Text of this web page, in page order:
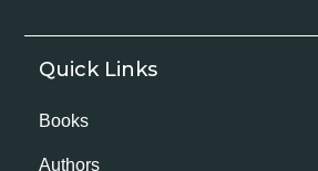
Quick Links
Books
Authors